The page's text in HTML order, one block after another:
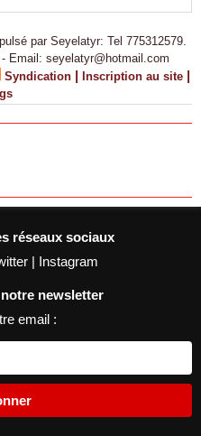
par Seyelatyr: Tel 775312579.
Email: seyelatyr@hotmail.com
Syndication | Inscription au site |
réseaux sociaux
| Instagram
newsletter
email :